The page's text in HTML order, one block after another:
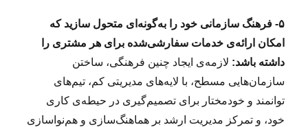
۵- فرهنگ سازمانی خود را به‌گونه‌ای متحول سازید که
امکان ارائه‌ی خدمات سفارشی‌شده برای هر مشتری را
داشته باشد: لازمه‌ی ایجاد چنین فرهنگی، ساختن
سازمان‌هایی مسطح، با لایه‌های مدیریتی کم، تیم‌های
توانمند و خودمختار برای تصمیم‌گیری در حیطه‌ی کاری
خود، و تمرکز مدیریت ارشد بر هماهنگ‌سازی و هم‌نواسازی